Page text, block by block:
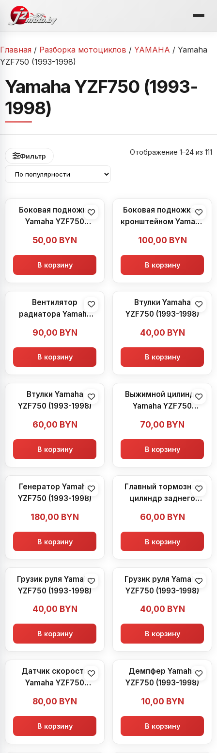
Перейти
Главная / Разборка мотоциклов / YAMAHA / Yamaha
YZF750 (1993-1998)
Yamaha YZF750 (1993-
1998)
Фильтр Отображение 1–24 из 111
Боковая подножка
Yamaha YZF750
50,00 BYN
В корзину
Боковая подножка с
кронштейном Yamaha
100,00 BYN
В корзину
Вентилятор
радиатора Yamaha
90,00 BYN
В корзину
Втулки Yamaha
YZF750 (1993-1998)
40,00 BYN
В корзину
Втулки Yamaha
YZF750 (1993-1998)
60,00 BYN
В корзину
Выжимной цилиндр
Yamaha YZF750
70,00 BYN
В корзину
Генератор Yamaha
YZF750 (1993-1998)
180,00 BYN
В корзину
Главный тормозной
цилиндр заднего
расширительным
бачком Yamaha
YZF750 (1993-1998)
60,00 BYN
В корзину
Грузик руля Yamaha
YZF750 (1993-1998)
40,00 BYN
В корзину
Грузик руля Yamaha
YZF750 (1993-1998)
40,00 BYN
В корзину
Датчик скорости
Yamaha YZF750
80,00 BYN
В корзину
Демпфер Yamaha
YZF750 (1993-1998)
10,00 BYN
В корзину